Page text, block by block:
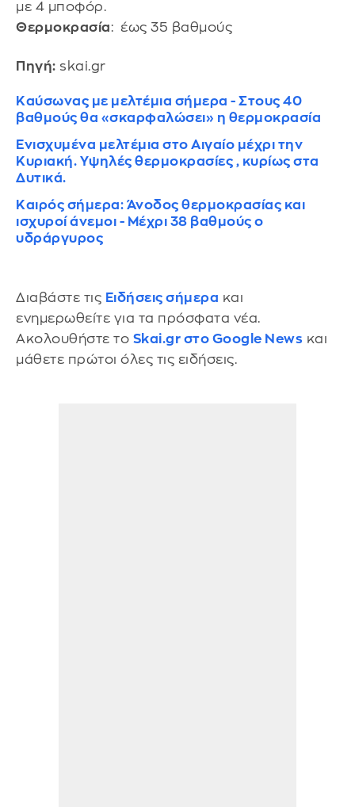
με 4 μποφόρ.
Θερμοκρασία: έως 35 βαθμούς
Πηγή: skai.gr
Καύσωνας με μελτέμια σήμερα - Στους 40
βαθμούς θα «σκαρφαλώσει» η θερμοκρασία
Ενισχυμένα μελτέμια στο Αιγαίο μέχρι την
Κυριακή. Υψηλές θερμοκρασίες , κυρίως στα
Δυτικά.
Καιρός σήμερα: Άνοδος θερμοκρασίας και
ισχυροί άνεμοι - Μέχρι 38 βαθμούς ο
υδράργυρος
Διαβάστε τις Ειδήσεις σήμερα και
ενημερωθείτε για τα πρόσφατα νέα.
Ακολουθήστε το Skai.gr στο Google News και
μάθετε πρώτοι όλες τις ειδήσεις.